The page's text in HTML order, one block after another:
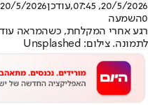
20/5/2026, 07:45
,עודכן20/5/2026, 08:02
0השמעה
רגע אחרי המקלחת, כשהמראה
לתמונה. צילום: Unsplashed